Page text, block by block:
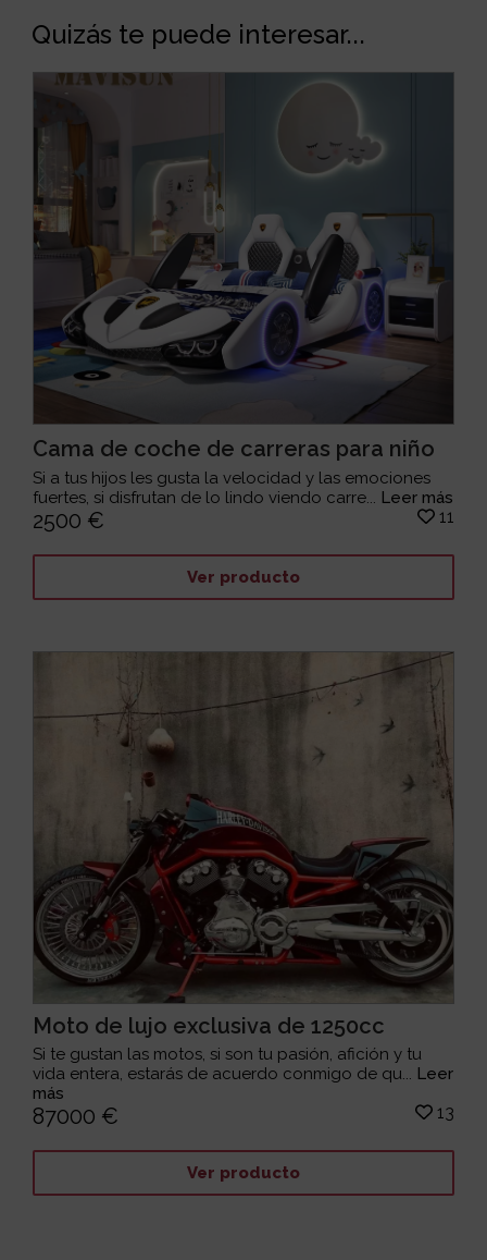
Quizás te puede interesar...
Cama de coche de carreras para niño
Si a tus hijos les gusta la velocidad y las emociones
fuertes, si disfrutan de lo lindo viendo carre... Leer más
2500 € 11
Ver producto
Moto de lujo exclusiva de 1250cc
Si te gustan las motos, si son tu pasión, afición y tu
vida entera, estarás de acuerdo conmigo de qu... Leer
más
87000 € 13
Ver producto